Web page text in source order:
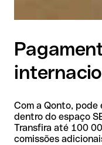
Com a Qonto,
dentro do espaço
Transfira até 100
comissões